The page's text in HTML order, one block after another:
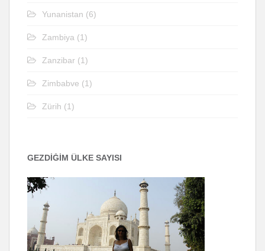
Yunanistan (6)
Zambiya (1)
Zanzibar (1)
Zimbabve (1)
Zürih (1)
GEZDİĞİM ÜLKE SAYISI